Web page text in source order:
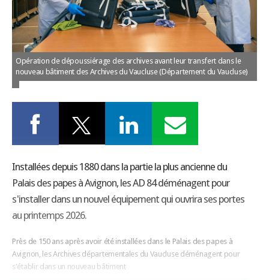
LES GUIDES PRATIQUES
LES BASES
L'ESPACE EMPLOII
TEST 4
L'ANNUAIRE DES ACTEURS
LES SUPPLÉMENTS
NOS OFFRES D'ABONNEMENTS
Opération de dépoussiérage des archives avant leur transfert dans le
nouveau bâtiment des Archives du Vaucluse (Département du Vaucluse)
Installées depuis 1880 dans la partie la plus ancienne du
Palais des papes à Avignon, les AD 84 déménagent pour
s'installer dans un nouvel équipement qui ouvrira ses portes
au printemps 2026.
Près de 150 ans après avoir été installées dans le Palais des papes à
Avignon, les Archives départementales du Vaucluse déménagent pour
s'établir dans un nouveau bâtiment